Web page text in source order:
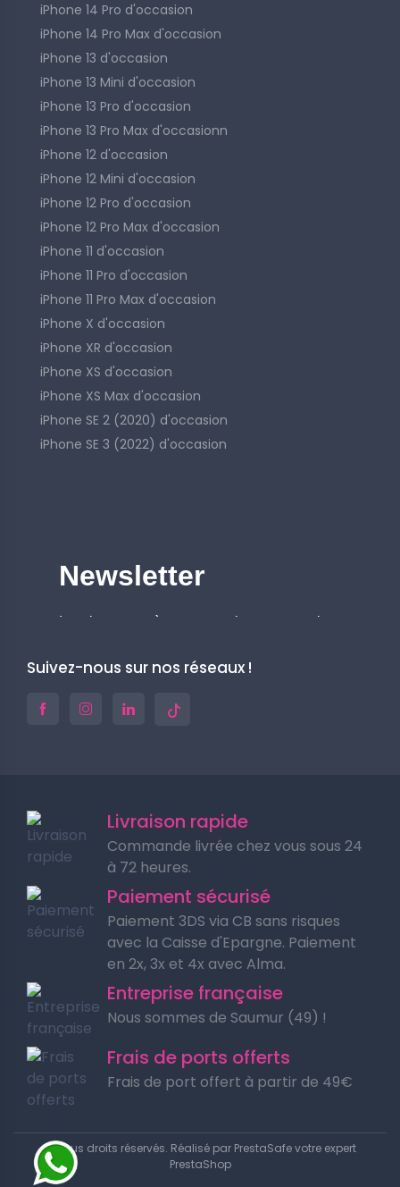
iPhone 14 Pro d'occasion
iPhone 14 Pro Max d'occasion
iPhone 13 d'occasion
iPhone 13 Mini d'occasion
iPhone 13 Pro d'occasion
iPhone 13 Pro Max d'occasionn
iPhone 12 d'occasion
iPhone 12 Mini d'occasion
iPhone 12 Pro d'occasion
iPhone 12 Pro Max d'occasion
iPhone 11 d'occasion
iPhone 11 Pro d'occasion
iPhone 11 Pro Max d'occasion
iPhone X d'occasion
iPhone XR d'occasion
iPhone XS d'occasion
iPhone XS Max d'occasion
iPhone SE 2 (2020) d'occasion
iPhone SE 3 (2022) d'occasion
Suivez-nous sur nos réseaux !
Livraison rapide
Commande livrée chez vous sous 24
à 72 heures.
Paiement sécurisé
Paiement 3DS via CB sans risques
avec la Caisse d'Epargne. Paiement
en 2x, 3x et 4x avec Alma.
Entreprise française
Nous sommes de Saumur (49) !
Frais de ports offerts
Frais de port offert à partir de 49€
© Tous droits réservés. Réalisé par PrestaSafe votre expert
PrestaShop